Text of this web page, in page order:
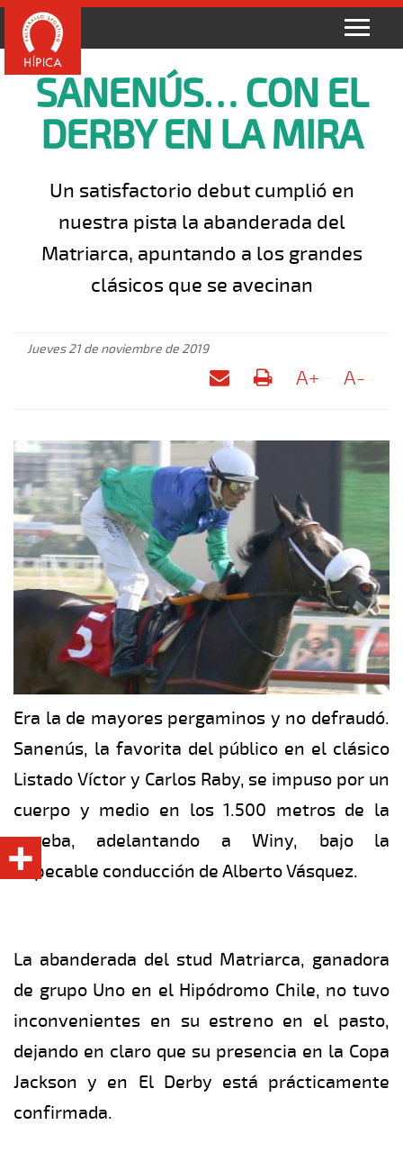
SANENÚS… CON EL
DERBY EN LA MIRA
Un satisfactorio debut cumplió en
nuestra pista la abanderada del
Matriarca, apuntando a los grandes
clásicos que se avecinan
Jueves 21 de noviembre de 2019
A+ A-
Era la de mayores pergaminos y no defraudó.
Sanenús, la favorita del público en el clásico
Listado Víctor y Carlos Raby, se impuso por un
cuerpo y medio en los 1.500 metros de la
prueba, adelantando a Winy, bajo la
impecable conducción de Alberto Vásquez.
La abanderada del stud Matriarca, ganadora
de grupo Uno en el Hipódromo Chile, no tuvo
inconvenientes en su estreno en el pasto,
dejando en claro que su presencia en la Copa
Jackson y en El Derby está prácticamente
confirmada.